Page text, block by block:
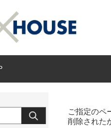
ご指定のペ
削除された